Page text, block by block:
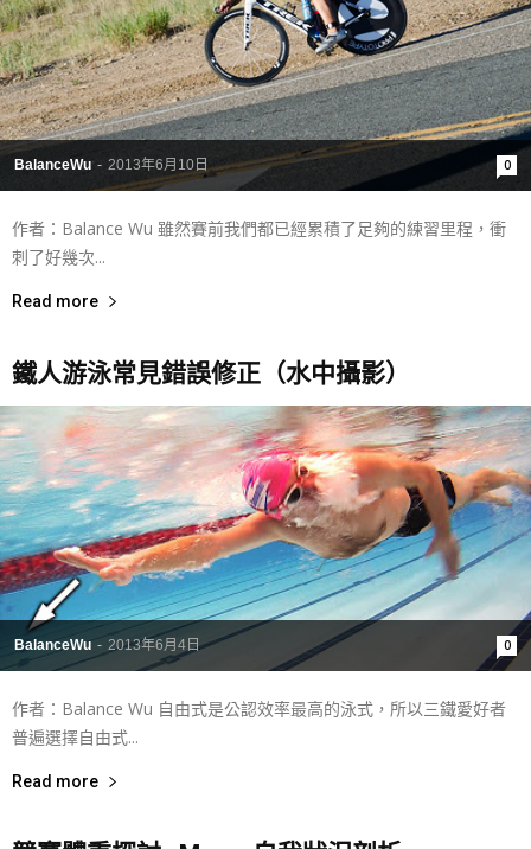
BalanceWu - 2013年6月10日 0
作者：Balance Wu 雖然賽前我們都已經累積了足夠的練習里程，衝
刺了好幾次...
Read more
鐵人游泳常見錯誤修正（水中攝影）
BalanceWu - 2013年6月4日 0
作者：Balance Wu 自由式是公認效率最高的泳式，所以三鐵愛好者
普遍選擇自由式...
Read more